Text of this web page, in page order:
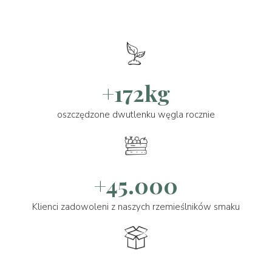
+172kg
oszczędzone dwutlenku węgla rocznie
+45.000
Klienci zadowoleni z naszych rzemieślników smaku